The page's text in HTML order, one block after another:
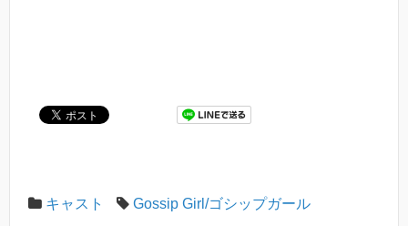
キャスト Gossip Girl/ゴシップガール